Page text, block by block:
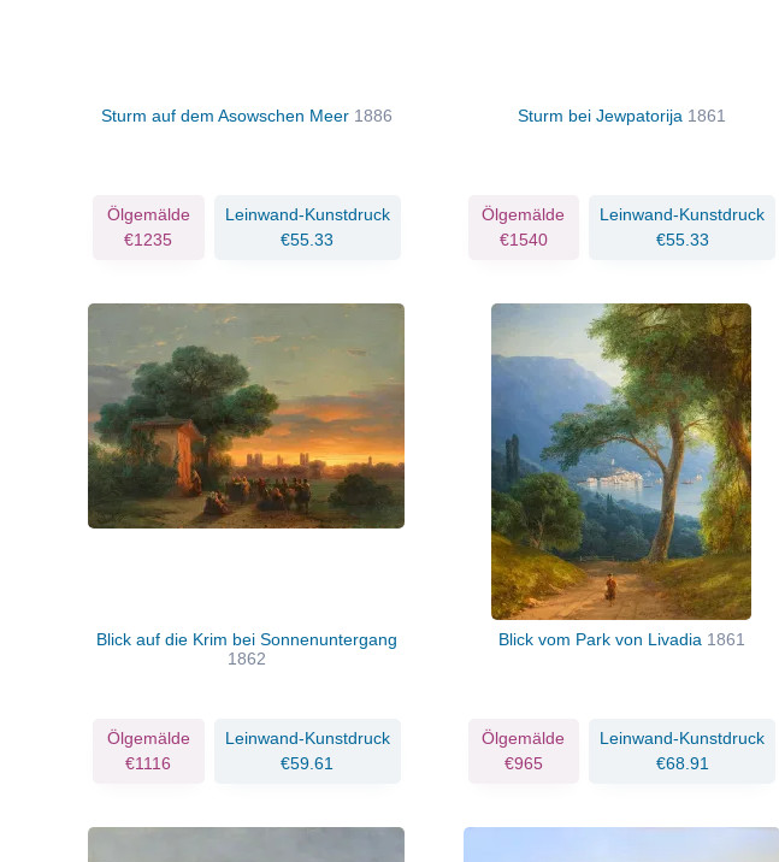
Sturm auf dem Asowschen Meer 1886
Ölgemälde
€1235
Leinwand-Kunstdruck
€55.33
Sturm bei Jewpatorija 1861
Ölgemälde
€1540
Leinwand-Kunstdruck
€55.33
Blick auf die Krim bei Sonnenuntergang
1862
Ölgemälde
€1116
Leinwand-Kunstdruck
€59.61
Blick vom Park von Livadia 1861
Ölgemälde
€965
Leinwand-Kunstdruck
€68.91